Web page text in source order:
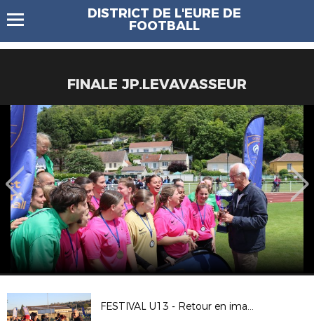
DISTRICT DE L'EURE DE
FOOTBALL
FINALE JP.LEVAVASSEUR
FESTIVAL U13 - Retour en images